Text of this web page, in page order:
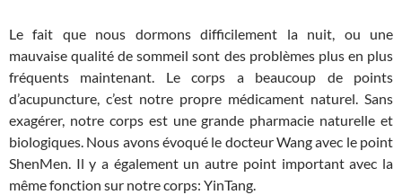
Le fait que nous dormons difficilement la nuit, ou une
mauvaise qualité de sommeil sont des problèmes plus en plus
fréquents maintenant. Le corps a beaucoup de points
d’acupuncture, c’est notre propre médicament naturel. Sans
exagérer, notre corps est une grande pharmacie naturelle et
biologiques. Nous avons évoqué le docteur Wang avec le point
ShenMen. Il y a également un autre point important avec la
même fonction sur notre corps: YinTang.